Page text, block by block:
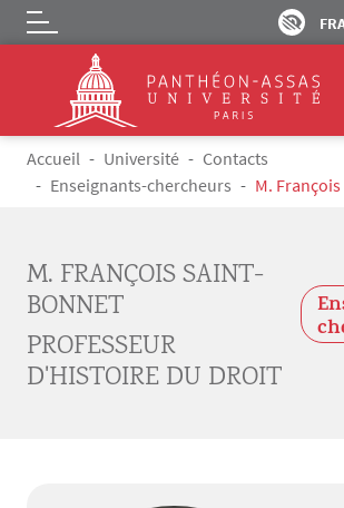
Aller au contenu principal
Logo
Fil d'Ariane
Accueil Université
Contacts
Enseignants-chercheurs
M. François
M. FRANÇOIS SAINT-
BONNET
PROFESSEUR
D'HISTOIRE DU DROIT